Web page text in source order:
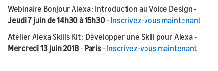
Webinaire Bonjour Alexa : Introduction au Voice Design -
Jeudi 7 juin de 14h30 à 15h30 - Inscrivez-vous maintenant
Atelier Alexa Skills Kit : Développer une Skill pour Alexa -
Mercredi 13 juin 2018 -Paris - Inscrivez-vous maintenant